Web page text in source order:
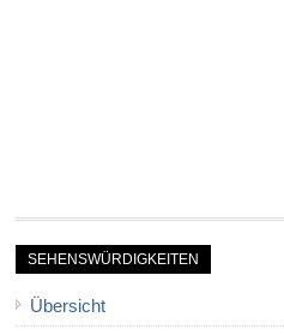
SEHENSWÜRDIGKEITEN
Übersicht